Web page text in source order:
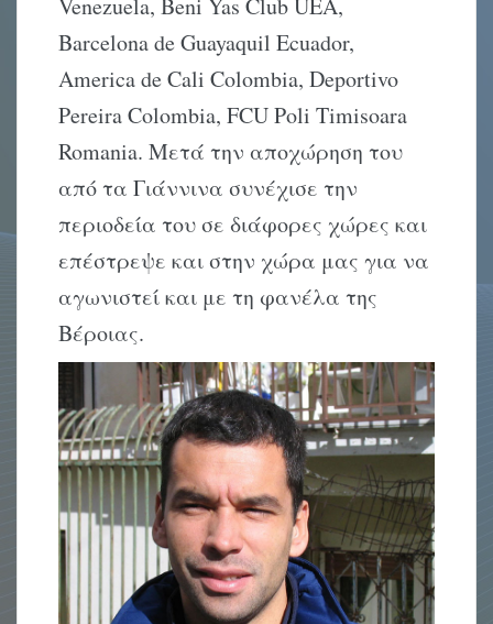
Venezuela, Beni Yas Club UEA,
Barcelona de Guayaquil Ecuador,
America de Cali Colombia, Deportivo
Pereira Colombia, FCU Poli Timisoara
Romania. Μετά την αποχώρηση του
από τα Γιάννινα συνέχισε την
περιοδεία του σε διάφορες χώρες και
επέστρεψε και στην χώρα μας για να
αγωνιστεί και με τη φανέλα της
Βέροιας.